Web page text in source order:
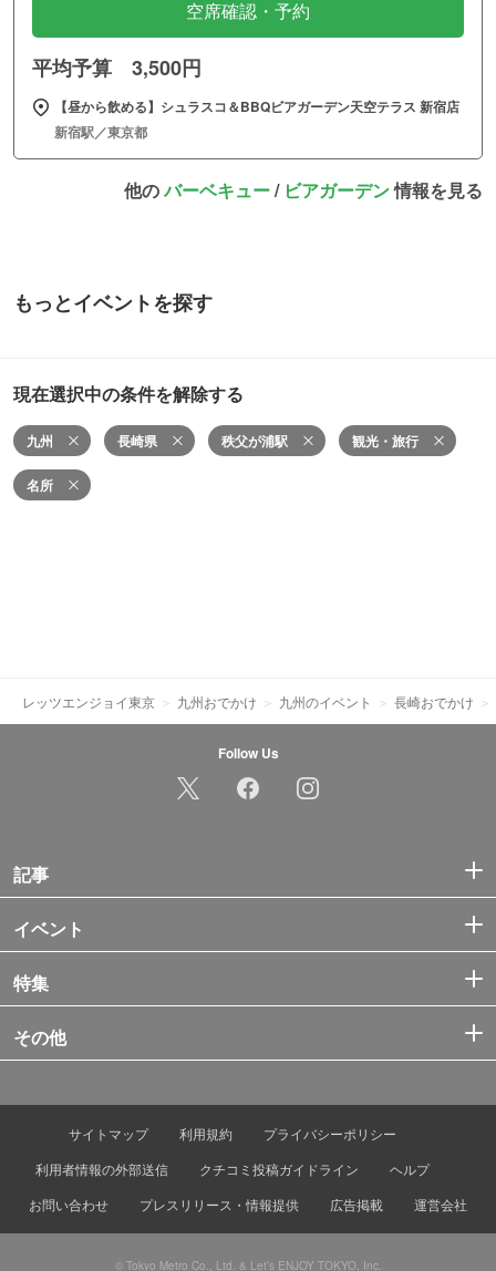
空席確認・予約
平均予算 3,500円
【昼から飲める】シュラスコ＆BBQビアガーデン天空テラス 新宿店
新宿駅／東京都
他のバーベキュー/ ビアガーデン情報を見る
もっとイベントを探す
現在選択中の条件を解除する
九州 長崎県 秩父が浦駅 観光・旅行
名所
レッツエンジョイ東京 九州おでかけ 九州のイベント 長崎おでかけ
Follow Us
記事
イベント
特集
その他
サイトマップ 利用規約
プライバシーポリシー
利用者情報の外部送信
クチコミ投稿ガイドライン
ヘルプ
お問い合わせ
プレスリリース・情報提供 広告掲載 運営会社
© Tokyo Metro Co., Ltd. & Let’s ENJOY TOKYO, Inc.